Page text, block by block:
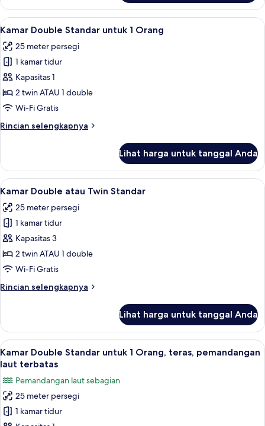
View
Executive
Double
or
Room
Single
Mountain
View
Lihat
semua
foto
untuk
Kamar
Double
Standar
1
Seprai antialergi, selimut bulu angsa,
6
Kamar Double Standar untuk 1 Orang
25 meter persegi
1 kamar tidur
Kapasitas 1
2 twin ATAU 1 double
Wi-Fi Gratis
Rincian selengkapnya
Rincian
Kamar
Double
Standar
Orang
Lihat harga untuk tanggal Anda
Lihat
semua
foto
untuk
Kamar
Double
atau
Standar
Seprai antialergi, selimut bulu angsa,
6
Kamar Double atau Twin Standar
25 meter persegi
1 kamar tidur
Kapasitas 3
2 twin ATAU 1 double
Wi-Fi Gratis
Rincian selengkapnya
Rincian
Kamar
Double
atau
Twin
Lihat harga untuk tanggal Anda
Lihat
semua
untuk
Kamar
Double
Seprai antialergi, selimut bulu angsa,
8
Kamar Double Standar untuk 1 Orang, teras, pemandangan
laut terbatas
Pemandangan laut sebagian
25 meter persegi
1 kamar tidur